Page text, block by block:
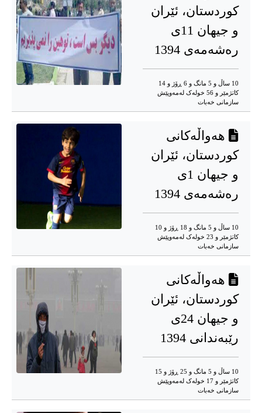
کوردستان، ئێران
و جیهان 11ی
رەشەمەی 1394
10 ساڵ و 5 مانگ و 6 ڕۆژ و 14
کاتژمێر و 56 خوله‌ک له‌مه‌وپێش‌
سازمانی خەبات
هەواڵەکانی
کوردستان، ئێران
و جیهان 1ی
رەشەمەی 1394
10 ساڵ و 5 مانگ و 18 ڕۆژ و 10
کاتژمێر و 23 خوله‌ک له‌مه‌وپێش‌
سازمانی خەبات
هەواڵەکانی
کوردستان، ئێران
و جیهان 24ی
رێبەندانی 1394
10 ساڵ و 5 مانگ و 25 ڕۆژ و 15
کاتژمێر و 17 خوله‌ک له‌مه‌وپێش‌
سازمانی خەبات